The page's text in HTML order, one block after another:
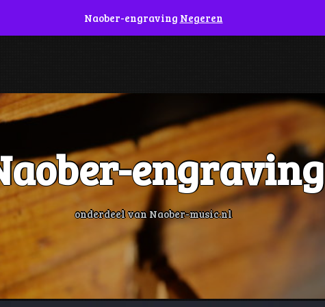
Naober-engraving Negeren
NAOBER-ENGRAVING
engraving
onderdeel van Naober-music.nl